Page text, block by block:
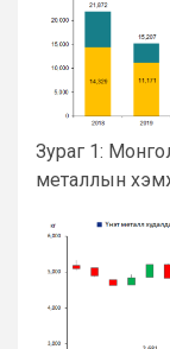
Зураг 1:
металлын